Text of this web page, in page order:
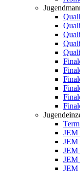
JEM
JEM
JEM
JEM
JEM